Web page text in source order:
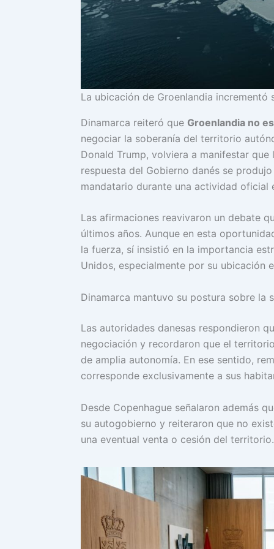
La ubicación de Groenlandia
Dinamarca reiteró que Groenlandia no
negociar la soberanía del territorio
Donald Trump, volviera a manifestar
respuesta del Gobierno danés se
mandatario durante una actividad oficial
Las afirmaciones reavivaron un debate
últimos años. Aunque en esta
la fuerza, sí insistió en la importancia
Unidos, especialmente por su ubicación
Dinamarca mantuvo su postura sobre la
Las autoridades danesas respondieron
negociación y recordaron que el
de amplia autonomía. En ese sentido,
corresponde exclusivamente a sus
Desde Copenhague señalaron además
su autogobierno y reiteraron que no
una eventual venta o cesión del territorio.